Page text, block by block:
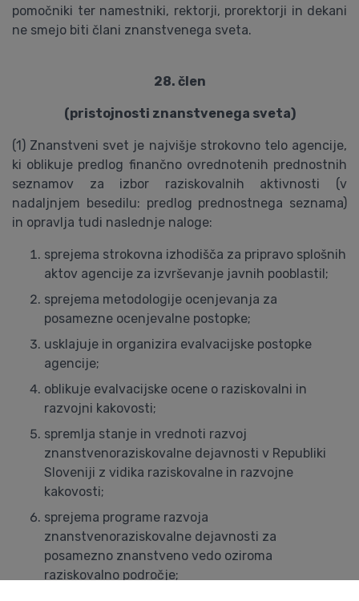
pomočniki ter namestniki, rektorji, prorektorji in dekani
ne smejo biti člani znanstvenega sveta.
28. člen
(pristojnosti znanstvenega sveta)
(1) Znanstveni svet je najvišje strokovno telo agencije,
ki oblikuje predlog finančno ovrednotenih prednostnih
seznamov za izbor raziskovalnih aktivnosti (v
nadaljnjem besedilu: predlog prednostnega seznama)
in opravlja tudi naslednje naloge:
sprejema strokovna izhodišča za pripravo splošnih
aktov agencije za izvrševanje javnih pooblastil;
sprejema metodologije ocenjevanja za
posamezne ocenjevalne postopke;
usklajuje in organizira evalvacijske postopke
agencije;
oblikuje evalvacijske ocene o raziskovalni in
razvojni kakovosti;
spremlja stanje in vrednoti razvoj
znanstvenoraziskovalne dejavnosti v Republiki
Sloveniji z vidika raziskovalne in razvojne
kakovosti;
sprejema programe razvoja
znanstvenoraziskovalne dejavnosti za
posamezno znanstveno vedo oziroma
raziskovalno področje;